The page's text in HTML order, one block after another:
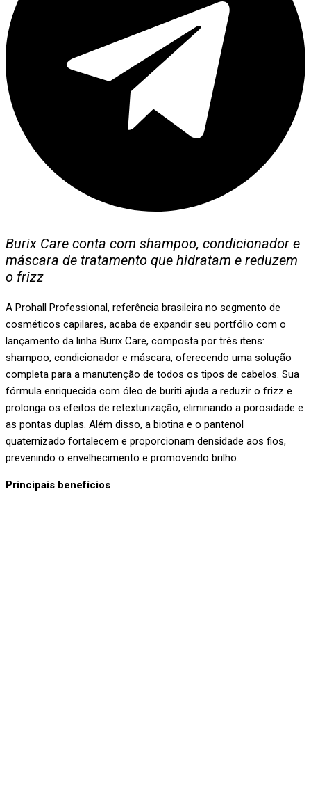
Burix Care conta com shampoo, condicionador e
máscara de tratamento que hidratam e reduzem
o frizz
A Prohall Professional, referência brasileira no segmento de
cosméticos capilares, acaba de expandir seu portfólio com o
lançamento da linha Burix Care, composta por três itens:
shampoo, condicionador e máscara, oferecendo uma solução
completa para a manutenção de todos os tipos de cabelos. Sua
fórmula enriquecida com óleo de buriti ajuda a reduzir o frizz e
prolonga os efeitos de retexturização, eliminando a porosidade e
as pontas duplas. Além disso, a biotina e o pantenol
quaternizado fortalecem e proporcionam densidade aos fios,
prevenindo o envelhecimento e promovendo brilho.
Principais benefícios